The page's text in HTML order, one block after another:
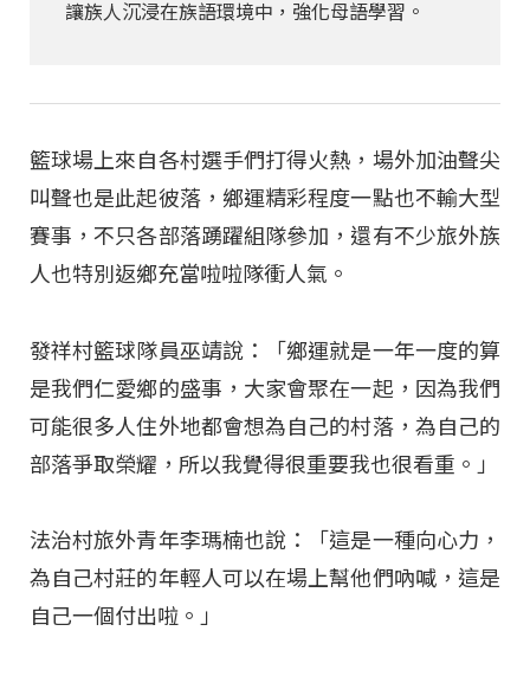
讓族人沉浸在族語環境中，強化母語學習。
籃球場上來自各村選手們打得火熱，場外加油聲尖
叫聲也是此起彼落，鄉運精彩程度一點也不輸大型
賽事，不只各部落踴躍組隊參加，還有不少旅外族
人也特別返鄉充當啦啦隊衝人氣。
發祥村籃球隊員巫靖說：「鄉運就是一年一度的算
是我們仁愛鄉的盛事，大家會聚在一起，因為我們
可能很多人住外地都會想為自己的村落，為自己的
部落爭取榮耀，所以我覺得很重要我也很看重。」
法治村旅外青年李瑪楠也說：「這是一種向心力，
為自己村莊的年輕人可以在場上幫他們吶喊，這是
自己一個付出啦。」